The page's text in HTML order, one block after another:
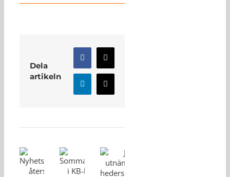
Dela
artikeln
Facebook
X
LinkedInE-
post